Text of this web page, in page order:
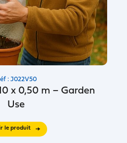
: J022V50
x 0,50 m – Garden
Use
le produit